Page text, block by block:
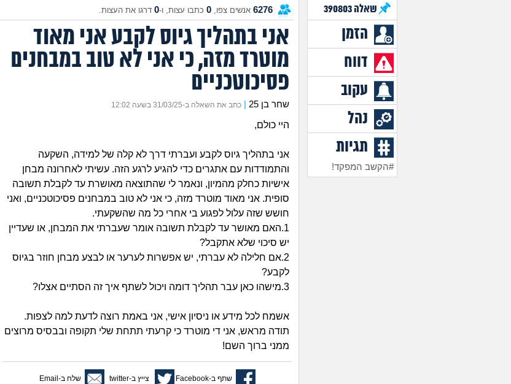
שאלה390803
הזמן
דווח
עקוב
נהל
תגיות
#הקשב המפקד!
6276 אנשים צפו, 0 כתבו עצות, ו-0 דרגו את העצות.
אני בתהליך גיוס לקבע אני מאוד
מוטרד מזה, כי אני לא טוב במבחנים
פסיכוטכניים
שחר בן 25 כתב את השאלה ב-31/03/25 בשעה 12:02
היי כולם,
אני בתהליך גיוס לקבע ועברתי דרך לא קלה של למידה, השקעה
והתמודדות עם אתגרים כדי להגיע לרגע הזה. עשיתי לאחרונה מבחן
אישיות כחלק מהמיון, ונאמר לי שהתוצאה מאושרת עד לקבלת תשובה
סופית. אני מאוד מוטרד מזה, כי אני לא טוב במבחנים פסיכוטכניים, ואני
חושש שזה עלול לפגוע בי אחרי כל מה שהשקעתי.
1.האם מאושר עד לקבלת תשובה אומר שעברתי את המבחן, או שעדיין
יש סיכוי שלא אתקבל?
2.אם חלילה לא עברתי, יש אפשרות לערער או לבצע מבחן חוזר בגיוס
לקבע?
3.מישהו כאן עבר תהליך דומה ויכול לשתף איך זה הסתיים אצלו?
אשמח לכל מידע או ניסיון אישי, אני באמת רוצה לדעת למה לצפות.
תודה מראש, אני די מוטרד כי קרעתי תתחת שלי תקופה ובבסיס מרוצים
ממני ברוך השם!
שתף ב-Facebook צייץ ב-twitter שלח ב-Email